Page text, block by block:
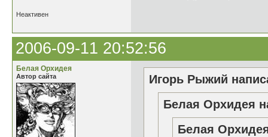
Неактивен
2006-09-11 20:52:56
Белая Орхидея
Автор сайта
Игорь Рыжий
Белая Орхидея
Белая